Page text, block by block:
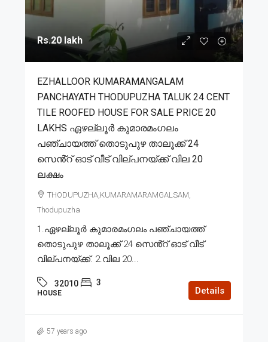
Rs.20 lakh
EZHALLOOR KUMARAMANGALAM
PANCHAYATH THODUPUZHA TALUK 24 CENT
TILE ROOFED HOUSE FOR SALE PRICE 20
LAKHS ഏഴല്ലൂർ കുമാരമംഗലം
പഞ്ചായത്ത് തൊടുപുഴ താലൂക്ക് 24
സെൻ്റ് ഓട് വീട് വില്പനയ്ക്ക് വില 20
ലക്ഷം
THODUPUZHA,KUMARAMARAMGALSAM,
Thodupuzha
1.ഏഴല്ലൂർ കുമാരമംഗലം പഞ്ചായത്ത്
തൊടുപുഴ താലൂക്ക് 24 സെൻ്റ് ഓട് വീട്
വില്പനയ്ക്ക്. 2.വില 20...
32010 3
HOUSE Details
57 years ago